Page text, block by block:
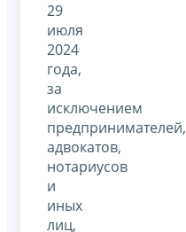
29
июля
2024
года,
за
исключением
предпринимателей,
адвокатов,
нотариусов
и
иных
лиц,